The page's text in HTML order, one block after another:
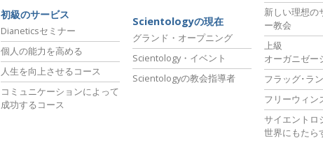
初級のサービス
Dianeticsセミナー
個人の能力を高める
人生を向上させるコース
コミュニケーションによって
成功するコース
Scientologyの現在
グランド・オープニング
Scientology・イベント
Scientologyの教会指導者
新しい理想の
ー教会
上級
オーガニゼー
フラッグ･ラ
フリーウィン
サイエントロ
世界にもたら